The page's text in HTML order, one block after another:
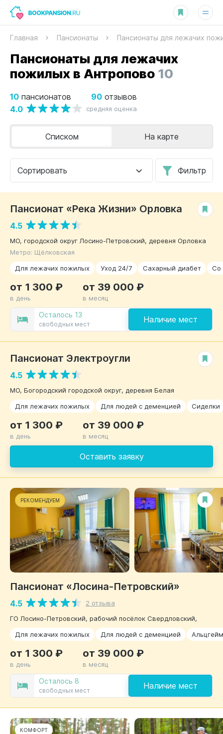
Главная Пансионаты Пансионаты для лежачих
Пансионаты для лежачих
пожилых в Антропово10
10 пансионатов 90 отзывов
4.0 средняя оценка
Сортировать Фильтр
Списком На карте
Пансионат «Река Жизни» Орловка
4.5
МО, городской округ Лосино-Петровский, деревня Орловка
Метро: Щёлковская
Для лежачих пожилых
Уход 24/7 Сахарный диабет Со
Осталось 13
свободных мест Наличие мест
от 1 300 ₽
в день
от 39 000 ₽
в месяц
Пансионат Электроугли
4.5
МО, Богородский городской округ, деревня Белая
Для лежачих пожилых
Для людей с деменцией Сиделки
Оставить заявку
от 1 300 ₽
в день
от 39 000 ₽
в месяц
РЕКОМЕНДУЕМ
Пансионат «Лосина-Петровский»
4.5
2 отзыва
ГО Лосино-Петровский, рабочий посёлок Свердловский,
Для лежачих пожилых
Для людей с деменцией
Осталось 8
свободных мест Наличие мест
от 1 300 ₽
в день
от 39 000 ₽
в месяц
КОМФОРТ